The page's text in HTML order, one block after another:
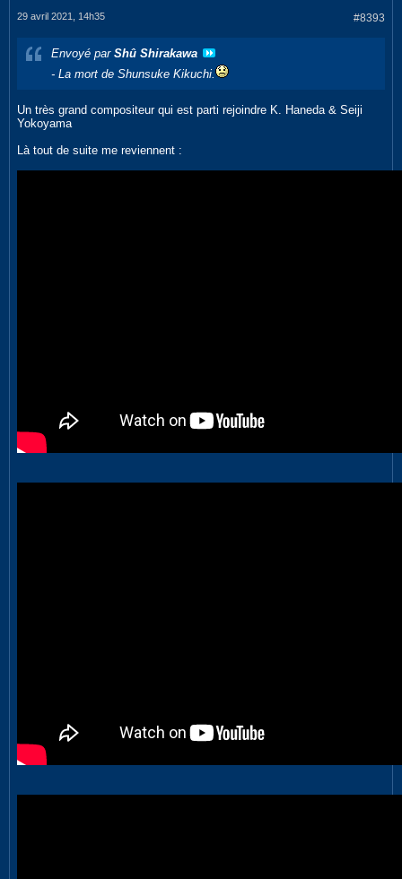
#8393
29 avril 2021, 14h35
Envoyé par Shû Shirakawa
- La mort de Shunsuke Kikuchi.
Un très grand compositeur qui est parti rejoindre K. Haneda & Seiji
Yokoyama
Là tout de suite me reviennent :